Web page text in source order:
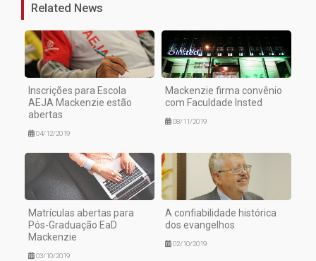
Related News
Inscrições para Escola
AEJA Mackenzie estão
abertas
04/12/2019
Mackenzie firma convênio
com Faculdade Insted
08/11/2019
Matrículas abertas para
Pós-Graduação EaD
Mackenzie
03/10/2019
A confiabilidade histórica
dos evangelhos
02/10/2019